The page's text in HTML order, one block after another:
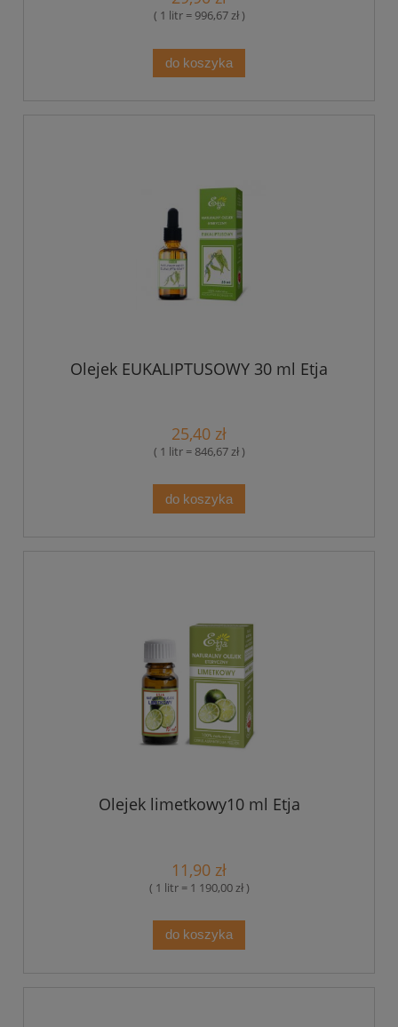
( 1 litr = 996,67 zł )
do koszyka
Olejek EUKALIPTUSOWY 30 ml Etja
25,40 zł
( 1 litr = 846,67 zł )
do koszyka
Olejek limetkowy10 ml Etja
11,90 zł
( 1 litr = 1 190,00 zł )
do koszyka